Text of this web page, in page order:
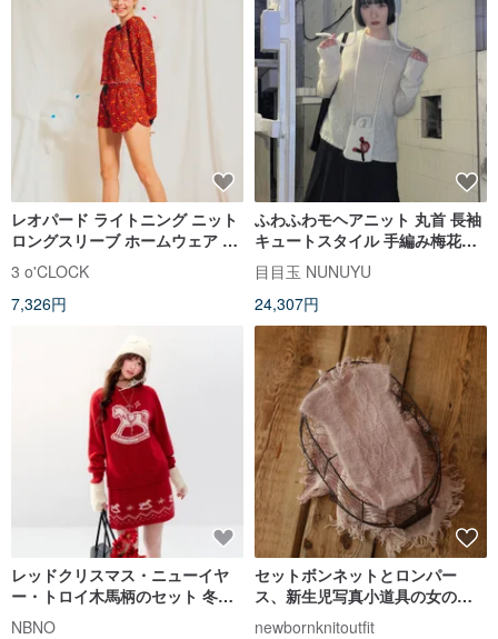
レオパード ライトニング ニット
ロングスリーブ ホームウェア セ
ット/レッド
3 o'CLOCK
7,326円
ふわふわモヘアニット 丸首 長袖
キュートスタイル 手編み梅花ミ
ニバッグ付き ホワイト ブラック
目目玉 NUNUYU
24,307円
レッドクリスマス・ニューイヤ
ー・トロイ木馬柄のセット 冬用
ウールニットスカート
NBNO
セットボンネットとロンパー
ス、新生児写真小道具の女の
子、ニット写真小道具の衣装
newbornknitoutfit